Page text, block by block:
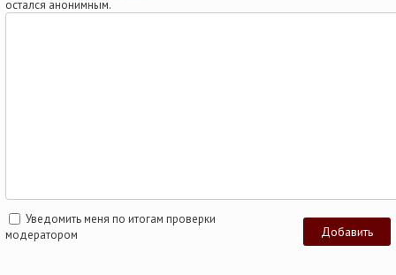
остался анонимным.
Уведомить меня по итогам проверки
модератором